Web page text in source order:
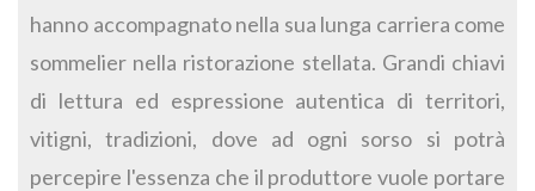
hanno accompagnato nella sua lunga carriera come
sommelier nella ristorazione stellata. Grandi chiavi
di lettura ed espressione autentica di territori,
vitigni, tradizioni, dove ad ogni sorso si potrà
percepire l'essenza che il produttore vuole portare